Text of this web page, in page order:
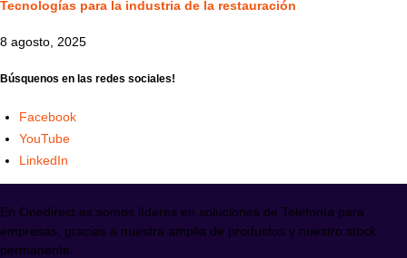
Tecnologías para la industria de la restauración
8 agosto, 2025
Búsquenos en las redes sociales!
Facebook
YouTube
LinkedIn
En Onedirect.es somos líderes en soluciones de Telefonía para
empresas, gracias a nuestra amplia de productos y nuestro stock
permanente.